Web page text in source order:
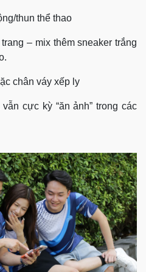
thun thể thao
– mix thêm sneaker trắng
chân váy xếp ly
cực kỳ “ăn ảnh” trong các